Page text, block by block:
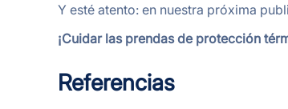
Y esté atento: en nuestra próxima
¡Cuidar las prendas de protección
Referencias